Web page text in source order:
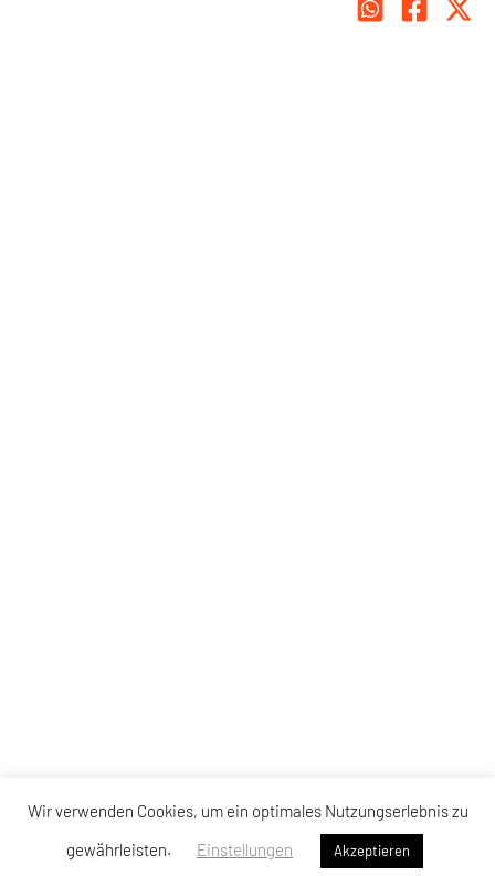
Wir verwenden Cookies, um ein optimales Nutzungserlebnis zu
gewährleisten.
Einstellungen Akzeptieren